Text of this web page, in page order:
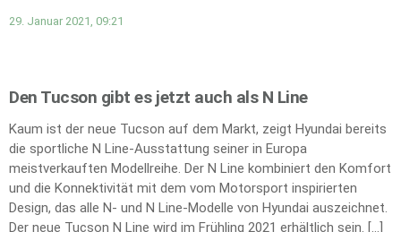
29. Januar 2021, 09:21
Den Tucson gibt es jetzt auch als N Line
Kaum ist der neue Tucson auf dem Markt, zeigt Hyundai bereits
die sportliche N Line-Ausstattung seiner in Europa
meistverkauften Modellreihe. Der N Line kombiniert den Komfort
und die Konnektivität mit dem vom Motorsport inspirierten
Design, das alle N- und N Line-Modelle von Hyundai auszeichnet.
Der neue Tucson N Line wird im Frühling 2021 erhältlich sein. […]